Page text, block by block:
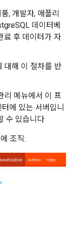
, 개발자, 애플리
데이터베
료 후 데이터가 자
대해 이 절차를 반
리 메뉴에서 이 프
에 있는 서버입니
수 있습니다
조직: